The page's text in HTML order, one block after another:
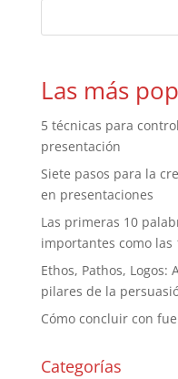
Las más
5 técnicas para
presentación
Siete pasos para la
en presentaciones
Las primeras 10
importantes como las
Ethos, Pathos,
pilares de la
Cómo concluir con
Categorías